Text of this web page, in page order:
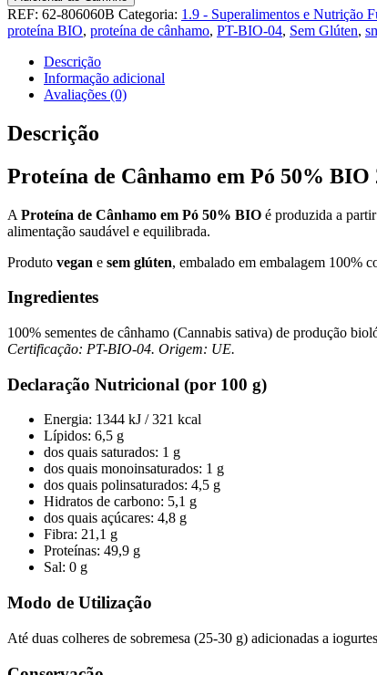
Proteina
de
Canhamo
Provida
230gr
REF: 62-806060B Categoria: 1.9 - Superalimentos e Nutrição
proteína BIO, proteína de cânhamo, PT-BIO-04, Sem Glúten,
Descrição
Informação adicional
Avaliações (0)
Descrição
Proteína de Cânhamo em Pó 50% BIO
A Proteína de Cânhamo em Pó 50% BIO é produzida a
alimentação saudável e equilibrada.
Produto vegan e sem glúten, embalado em embalagem 100%
Ingredientes
100% sementes de cânhamo (Cannabis sativa) de produção
Certificação: PT-BIO-04. Origem: UE.
Declaração Nutricional (por 100 g)
Energia: 1344 kJ / 321 kcal
Lípidos: 6,5 g
dos quais saturados: 1 g
dos quais monoinsaturados: 1 g
dos quais polinsaturados: 4,5 g
Hidratos de carbono: 5,1 g
dos quais açúcares: 4,8 g
Fibra: 21,1 g
Proteínas: 49,9 g
Sal: 0 g
Modo de Utilização
Até duas colheres de sobremesa (25-30 g) adicionadas a